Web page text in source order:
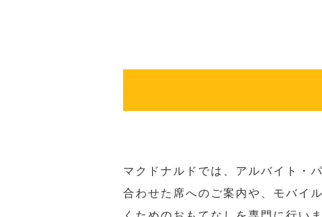
マクドナルドでは、アルバイト・
合わせた席へのご案内や、モバイ